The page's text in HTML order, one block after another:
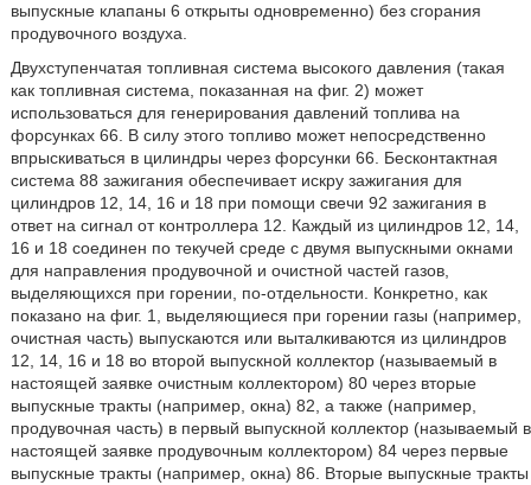
выпускные клапаны 6 открыты одновременно) без сгорания
продувочного воздуха.
Двухступенчатая топливная система высокого давления (такая
как топливная система, показанная на фиг. 2) может
использоваться для генерирования давлений топлива на
форсунках 66. В силу этого топливо может непосредственно
впрыскиваться в цилиндры через форсунки 66. Бесконтактная
система 88 зажигания обеспечивает искру зажигания для
цилиндров 12, 14, 16 и 18 при помощи свечи 92 зажигания в
ответ на сигнал от контроллера 12. Каждый из цилиндров 12, 14,
16 и 18 соединен по текучей среде с двумя выпускными окнами
для направления продувочной и очистной частей газов,
выделяющихся при горении, по-отдельности. Конкретно, как
показано на фиг. 1, выделяющиеся при горении газы (например,
очистная часть) выпускаются или выталкиваются из цилиндров
12, 14, 16 и 18 во второй выпускной коллектор (называемый в
настоящей заявке очистным коллектором) 80 через вторые
выпускные тракты (например, окна) 82, а также (например,
продувочная часть) в первый выпускной коллектор (называемый в
настоящей заявке продувочным коллектором) 84 через первые
выпускные тракты (например, окна) 86. Вторые выпускные тракты